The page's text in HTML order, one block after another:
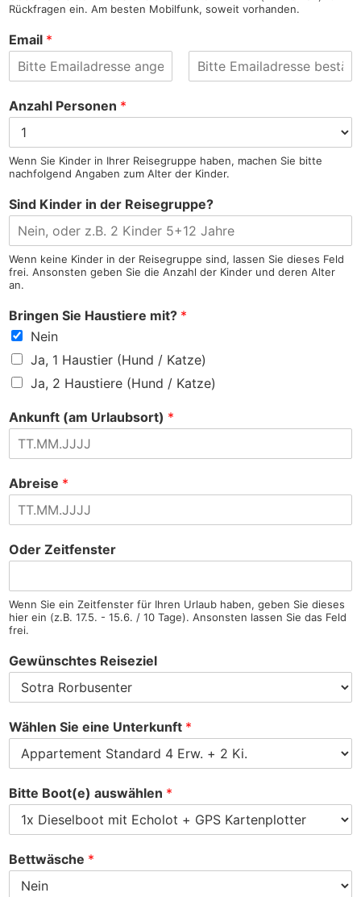
V
n
a
e
Rückfragen ein. Am besten Mobilfunk, soweit vorhanden.
Email *
-
M
l
-
A
r
e
e
l
b
e
t
ä
t
g
e
Anzahl Personen *
Wenn Sie Kinder in Ihrer Reisegruppe haben, machen Sie bitte
nachfolgend Angaben zum Alter der Kinder.
Sind Kinder in der Reisegruppe?
Wenn keine Kinder in der Reisegruppe sind, lassen Sie dieses Feld
frei. Ansonsten geben Sie die Anzahl der Kinder und deren Alter
an.
Bringen Sie Haustiere mit? *
Nein
Ja, 1 Haustier (Hund / Katze)
Ja, 2 Haustiere (Hund / Katze)
Ankunft (am Urlaubsort) *
Abreise *
Oder Zeitfenster
Wenn Sie ein Zeitfenster für Ihren Urlaub haben, geben Sie dieses
hier ein (z.B. 17.5. - 15.6. / 10 Tage). Ansonsten lassen Sie das Feld
frei.
Gewünschtes Reiseziel
Wählen Sie eine Unterkunft *
Bitte Boot(e) auswählen *
Bettwäsche *